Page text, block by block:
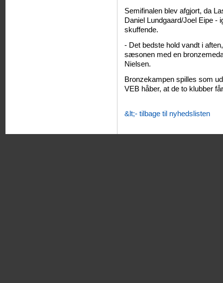
Semifinalen blev afgjort, da
Daniel Lundgaard/Joel Eipe -
skuffende.
- Det bedste hold vandt i
sæsonen med en
Nielsen.
Bronzekampen spilles som
VEB håber, at de to klubber
&lt;- tilbage til nyhedslisten